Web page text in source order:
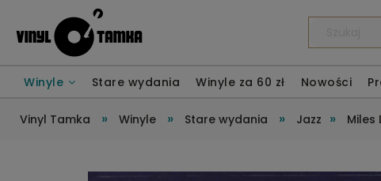
Winyle Stare wydania Winyle za 60 zł Nowości
Vinyl Tamka » Winyle » Stare wydania » Jazz » Miles